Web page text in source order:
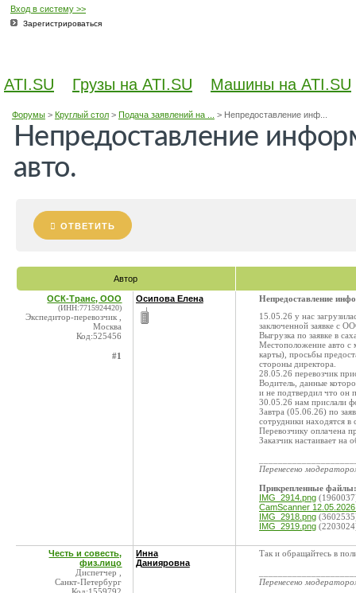
Вход в систему >>
Зарегистрироваться
ATI.SU Грузы на ATI.SU Машины на ATI.SU
Форумы> Круглый стол> Подача заявлений на ... > Непредоставление инф...
Непредоставление
авто.
ОТВЕТИТЬ
Автор
ОСК-Транс, ООО
(ИНН:7715924420)
Экспедитор-перевозчик ,
Москва
Код:525456
#1
Осипова Елена
Непредоставление
15.05.26 у нас
заключенной заявке с
Выгрузка по заявке в
Местоположение авто с
карты), просьбы
стороны директора.
28.05.26 перевозчик
Водитель, данные
и не подтвердил что он
30.05.26 нам прислали
Завтра (05.06.26) по
сотрудники находятся
Перевозчику оплачена
Заказчик настаивает на
Перенесено
Прикрепленные файлы:
IMG_2914.png
CamScanner
IMG_2918.png
IMG_2919.png
Честь и совесть,
физ.лицо
Диспетчер ,
Санкт-Петербург
Инна
Данияровна
Так и обращайтесь в
Перенесено